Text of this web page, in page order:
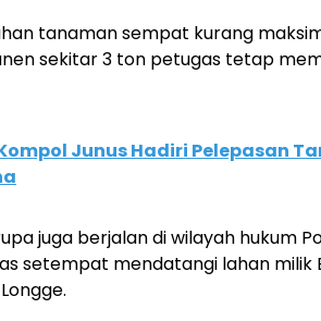
tanaman sempat kurang
sekitar 3 ton petugas tetap
Junus Hadiri Pelepasan
juga berjalan di wilayah hukum
setempat mendatangi lahan milik